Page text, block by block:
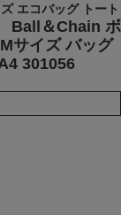
エコバッグ トート
Ball＆Chain ボ
サイズ バッグ
301056